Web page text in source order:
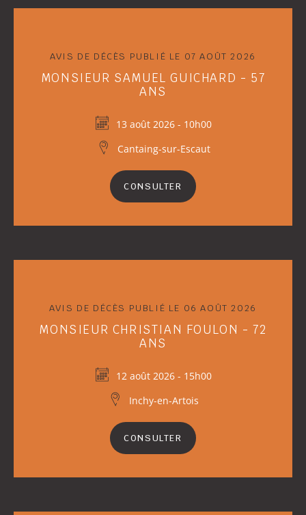
AVIS DE DÉCÈS PUBLIÉ LE 07 AOÛT 2026
MONSIEUR SAMUEL GUICHARD - 57
ANS
13 août 2026 - 10h00
Cantaing-sur-Escaut
CONSULTER
AVIS DE DÉCÈS PUBLIÉ LE 06 AOÛT 2026
MONSIEUR CHRISTIAN FOULON - 72
ANS
12 août 2026 - 15h00
Inchy-en-Artois
CONSULTER